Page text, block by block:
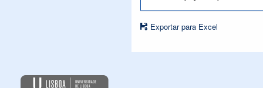
Exportar para Excel